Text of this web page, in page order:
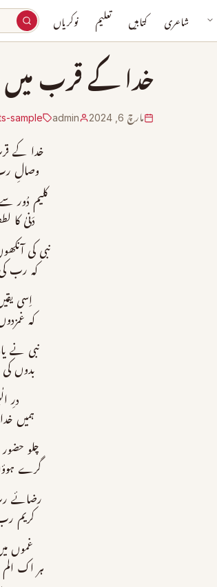
شاعری کتابیں تعلیم نوکریاں
خدا کے قرب میں
مارچ 6, 2024 admin
sample
خدا کے
وصالِ رب
کلیم دُور
دَنیٰ کا
نبی کی
کہ رب کی
اِسی
کہ
نبی نے
بدوں کی
درِ
ہمیں
چلو
گـرے
رضائے
کریم
غموں
ہر اک الم